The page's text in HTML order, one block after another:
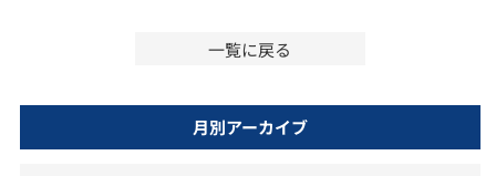
一覧に戻る
月別アーカイブ